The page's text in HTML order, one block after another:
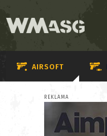
AIRSOFT
REKLAMA